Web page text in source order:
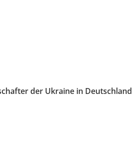
der Ukraine in Deutschland